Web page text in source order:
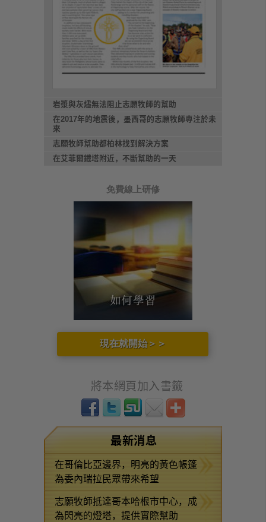
岩漿與灰燼無法阻止志願牧師的幫助
在2017年的地震後，墨西哥的志願牧師專注於未
來
志願牧師幫助都柏林找到解決方案
在艾菲爾鐵塔附近，不斷幫助的一天
免費線上研修
現在就開始＞＞
將本網頁加入書籤
最新消息
在哥倫比亞邊界，明亮的黃色帳篷
為委內瑞拉民眾帶來希望
志願牧師抵達哥本哈根市中心，成
為閃亮的燈塔，提供實際幫助